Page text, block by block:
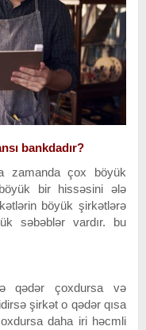
bankdadır?
zamanda çox böyük
bir hissəsini ələ
böyük şirkətlərə
səbəblər vardır. bu
qədər çoxdursa və
şirkət o qədər qısa
daha iri həcmli